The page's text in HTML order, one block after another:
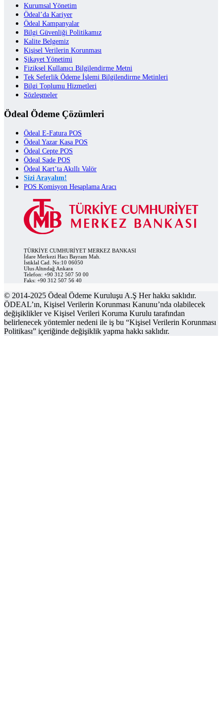
Kurumsal Yönetim
Ödeal’da Kariyer
Ödeal Kampanyalar
Bilgi Güvenliği Politikamız
Kalite Belgemiz
Kişisel Verilerin Korunması
Şikayet Yönetimi
Fiziksel Kullanıcı Bilgilendirme Metni
Tek Seferlik Ödeme İşlemi Bilgilendirme Metinleri
Bilgi Toplumu Hizmetleri
Sözleşmeler
Ödeal Ödeme Çözümleri
Ödeal E-Fatura POS
Ödeal Yazar Kasa POS
Ödeal Cepte POS
Ödeal Sade POS
Ödeal Kart’ta Akıllı Valör
Sizi Arayalım!
POS Komisyon Hesaplama Aracı
TÜRKİYE CUMHURİYET MERKEZ BANKASI
İdare Merkezi Hacı Bayram Mah.
İstiklal Cad. No:10 06050
Ulus Altındağ Ankara
Telefon: +90 312 507 50 00
Faks: +90 312 507 56 40
© 2014-2025 Ödeal Ödeme Kuruluşu A.Ş Her hakkı saklıdır.
ÖDEAL’ın, Kişisel Verilerin Korunması Kanunu’nda olabilecek
değişiklikler ve Kişisel Verileri Koruma Kurulu tarafından
belirlenecek yöntemler nedeni ile iş bu “Kişisel Verilerin Korunması
Politikası” içeriğinde değişiklik yapma hakkı saklıdır.